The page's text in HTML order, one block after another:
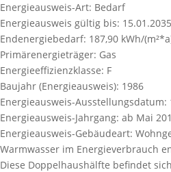
Energieausweis-Art: Bedarf
Energieausweis gültig bis: 15.01.2035
Endenergiebedarf: 187,90 kWh/
Primärenergieträger: Gas
Energieeffizienzklasse: F
Baujahr (Energieausweis): 1986
Energieausweis-Ausstellungsdatum:
Energieausweis-Jahrgang: ab Mai
Energieausweis-Gebäudeart:
Warmwasser im Energieverbrauch
Diese Doppelhaushälfte befindet